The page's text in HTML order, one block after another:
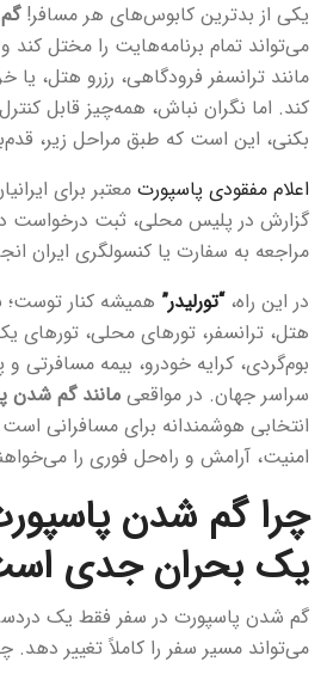
یکی از بدترین کابوس‌های هر مسافر!
می‌تواند تمام برنامه‌هایت را مختل
مانند ترانسفر فرودگاهی، رزرو هتل،
کند. اما نگران نباش، همه‌چیز قابل
بکنی، این است که طبق مراحل زیر،
اعلام مفقودی پاسپورت معتبر برای
گزارش در پلیس محلی، ثبت درخواست
مراجعه به سفارت یا کنسولگری ایران
در این راه،“تورلیدر” همیشه کنار توست؛
هتل، ترانسفر، تورهای محلی، تورهای
سراسر جهان. در مواقعی مانند گم شدن
انتخابی هوشمندانه برای مسافرانی
امنیت، آرامش و راه‌حل فوری را
چرا گم شدن
یک بحران جدی
گم شدن پاسپورت در سفر فقط یک
می‌تواند مسیر سفر را کاملاً تغییر دهد.